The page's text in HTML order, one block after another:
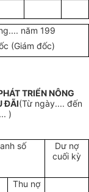
năm 199
(Giám đốc)
TRIỂN NÔNG
ĐÃI(Từ ngày.... đến
)
số
Dư nợ
cuối kỳ
Thu nợ